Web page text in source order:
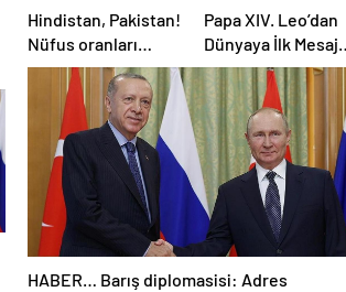
Hindistan, Pakistan!
Nüfus oranları
açıklandı! İşte
Dünyanın en
kalabalık ülkesi!
Dünya haritası
ülkeler!
Papa XIV. Leo’dan
Dünyaya İlk Mesaj:
SAVAŞA SON
VERİN!
HABER… Barış diplomasisi: Adres